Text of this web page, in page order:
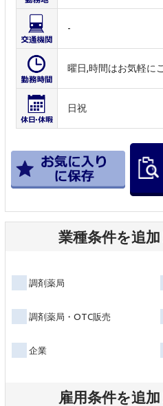
-
曜日,時間はお気軽に
日祝
業種条件を追
調剤薬局
調剤薬局・OTC販売
企業
雇用条件を追